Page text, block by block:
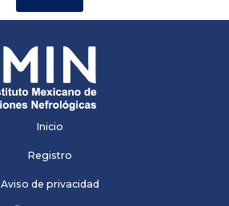
Inicio
Registro
Aviso de privacidad